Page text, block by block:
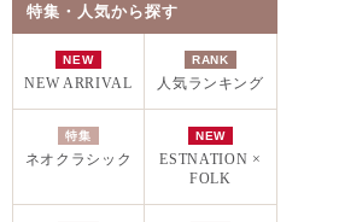
特集・人気から探す
NEW
NEW ARRIVAL
RANK
人気ランキング
特集
ネオクラシック
NEW
ESTNATION ×
FOLK